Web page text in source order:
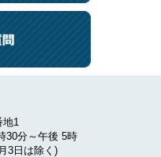
1
30分～午後 5時
3日は除く)